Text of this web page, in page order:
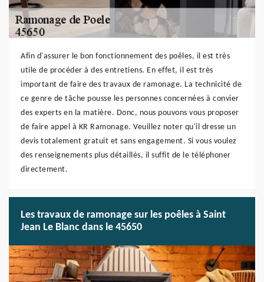
Afin d'assurer le bon fonctionnement des poêles, il est très
utile de procéder à des entretiens. En effet, il est très
important de faire des travaux de ramonage. La technicité de
ce genre de tâche pousse les personnes concernées à convier
des experts en la matière. Donc, nous pouvons vous proposer
de faire appel à KR Ramonage. Veuillez noter qu'il dresse un
devis totalement gratuit et sans engagement. Si vous voulez
des renseignements plus détaillés, il suffit de le téléphoner
directement.
Les travaux de ramonage sur les poêles à Saint
Jean Le Blanc dans le 45650